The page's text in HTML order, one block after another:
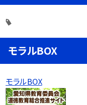
モラルBOX
モラルBOX